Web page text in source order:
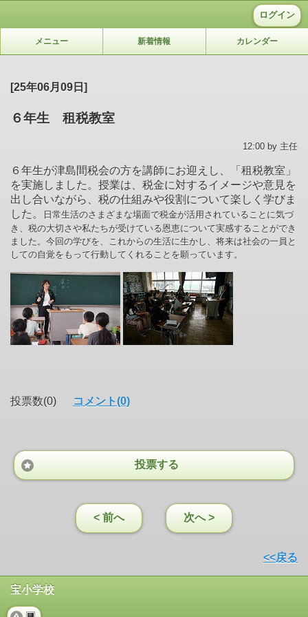
ログイン
メニュー 新着情報 カレンダー
[25年06月09日]
６年生 租税教室
12:00 by 主任
６年生が津島間税会の方を講師にお迎えし、「租税教室」
を実施しました。授業は、税金に対するイメージや意見を
出し合いながら、税の仕組みや役割について楽しく学びま
した。
日常生活のさまざまな場面で税金が活用されていることに気づ
き、税の大切さや私たちが受けている恩恵について実感することができ
ました。 今回の学びを、これからの生活に生かし、将来は社会の一員と
しての自覚をもって行動してくれることを願っています。
投票数(0) コメント(0)
投票する
< 前へ 次へ >
<<戻る
宝小学校